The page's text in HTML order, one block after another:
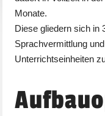
Monate.
Diese gliedern sich in
Sprachvermittlung
Unterrichtseinheiten